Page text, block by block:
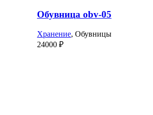
Обувница obv-05
Хранение, Обувницы
24000 ₽